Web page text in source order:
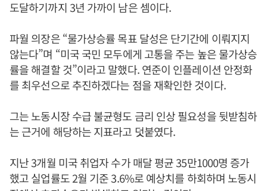
도달하기까지 3년 가까이 남은 셈이다.
파월 의장은 “물가상승률 목표 달성은 단기간에 이뤄지지
않는다”며 “미국 국민 모두에게 고통을 주는 높은 물가상승
률을 해결할 것”이라고 말했다. 연준이 인플레이션 안정화
를 최우선으로 추진하겠다는 점을 재확인한 것이다.
그는 노동시장 수급 불균형도 금리 인상 필요성을 뒷받침하
는 근거에 해당하는 지표라고 덧붙였다.
지난 3개월 미국 취업자 수가 매달 평균 35만1000명 증가
했고 실업률도 2월 기준 3.6%로 예상치를 하회하며 노동시